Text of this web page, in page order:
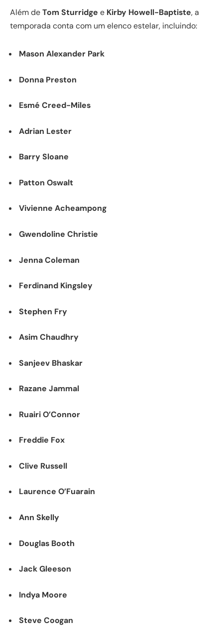
Além deTom Sturridge e Kirby Howell-Baptiste, a
temporada conta com um elenco estelar, incluindo:
Mason Alexander Park
Donna Preston
Esmé Creed-Miles
Adrian Lester
Barry Sloane
Patton Oswalt
Vivienne Acheampong
Gwendoline Christie
Jenna Coleman
Ferdinand Kingsley
Stephen Fry
Asim Chaudhry
Sanjeev Bhaskar
Razane Jammal
Ruairi O’Connor
Freddie Fox
Clive Russell
Laurence O’Fuarain
Ann Skelly
Douglas Booth
Jack Gleeson
Indya Moore
Steve Coogan